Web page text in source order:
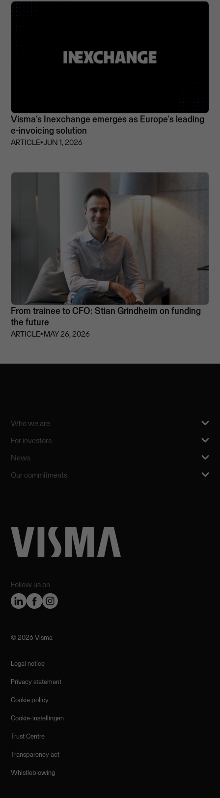
Visma’s Inexchange emerges as Europe's leading
e-invoicing solution
ARTICLE⏵JUN 1, 2026
From trainee to CFO: Stian Grindheim on funding
the future
ARTICLE⏵MAY 26, 2026
Follow us on
Who we are
For investors
News
Our commitments
©️ 2026 Visma
Legal notice
Privacy statement
Cookie policy
Cookie-instellingen
Trust Centre
Transparency act
Whistleblowing